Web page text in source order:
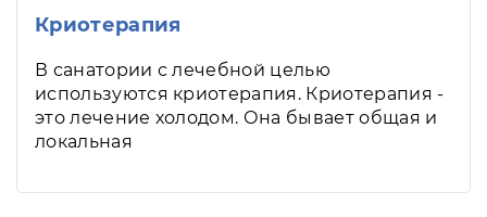
Криотерапия
В санатории с лечебной целью
используются криотерапия. Криотерапия -
это лечение холодом. Она бывает общая и
локальная